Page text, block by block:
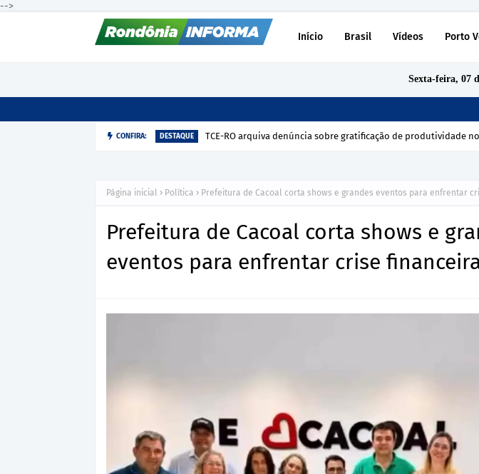
-->
Início Brasil Vídeos Porto
Sexta-feira, 07
CONFIRA: DESTAQUE TCE-RO arquiva denúncia sobre gratificação de produtividade
Página inicial Política Prefeitura de Cacoal corta shows e grandes eventos para enfrentar
Prefeitura de Cacoal corta shows e
eventos para enfrentar crise